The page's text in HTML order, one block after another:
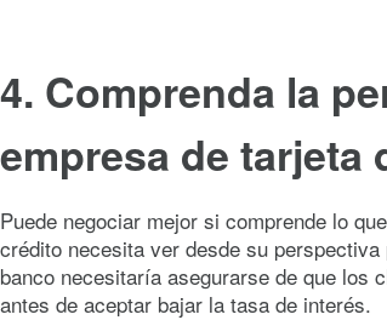
4. Comprenda la
empresa de tarjeta
Puede negociar mejor si comprende lo
crédito necesita ver desde su
banco necesitaría asegurarse de que los
antes de aceptar bajar la tasa de interés.